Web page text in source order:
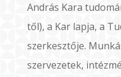
András Kara
től), a Kar lapja, a
szerkesztője.
szervezetek,